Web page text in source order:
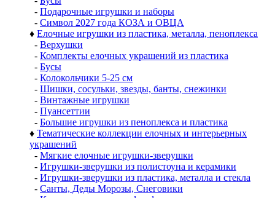
- Подарочные игрушки и наборы
- Символ 2027 года КОЗА и ОВЦА
♦ Елочные игрушки из пластика, металла, пеноплекса
- Верхушки
- Комплекты елочных украшений из пластика
- Бусы
- Колокольчики 5-25 см
- Шишки, сосульки, звезды, банты, снежинки
- Винтажные игрушки
- Пуансеттии
- Большие игрушки из пеноплекса и пластика
♦ Тематические коллекции елочных и интерьерных
украшений
- Мягкие елочные игрушки-зверушки
- Игрушки-зверушки из полистоуна и керамики
- Игрушки-зверушки из пластика, металла и стекла
- Санты, Деды Морозы, Снеговики